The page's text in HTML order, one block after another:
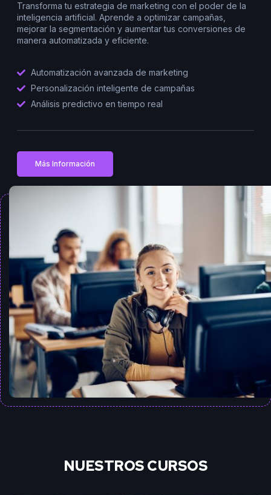
Transforma tu estrategia de marketing con el poder de la
inteligencia artificial. Aprende a optimizar campañas,
mejorar la segmentación y aumentar tus conversiones de
manera automatizada y eficiente.
Automatización avanzada de marketing
Personalización inteligente de campañas
Análisis predictivo en tiempo real
Más Información
NUESTROS CURSOS